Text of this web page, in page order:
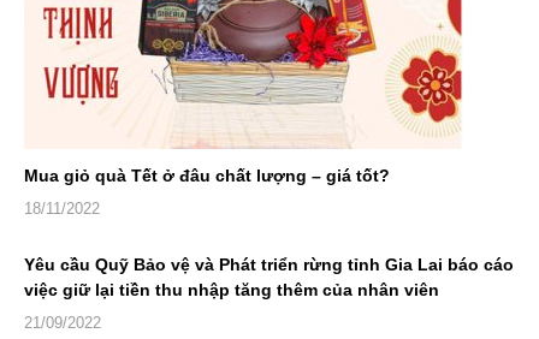
Mua giỏ quà Tết ở đâu chất lượng – giá tốt?
18/11/2022
Yêu cầu Quỹ Bảo vệ và Phát triển rừng tỉnh Gia Lai báo cáo
việc giữ lại tiền thu nhập tăng thêm của nhân viên
21/09/2022